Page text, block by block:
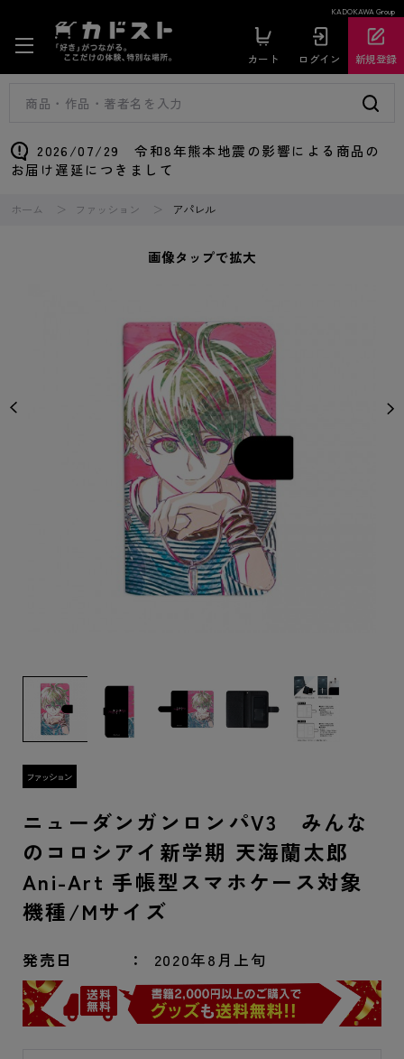
KADOKAWA Group
カート ログイン 新規登録
2026/07/29 令和8年熊本地震の影響による商品の
お届け遅延につきまして
ホーム ファッション アパレル
画像タップで拡大
ニューダンガンロンパV3 みんな
のコロシアイ新学期 天海蘭太郎
Ani-Art 手帳型スマホケース対象
機種/Mサイズ
発売日 2020年8月上旬